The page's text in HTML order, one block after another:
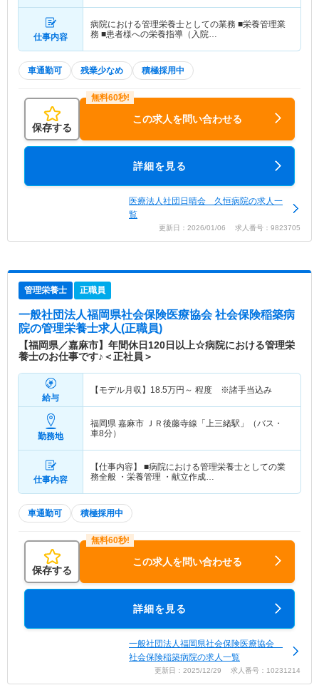
仕事内容
病院における管理栄養士としての業務 ■栄養管理業
務 ■患者様への栄養指導（入院…
車通勤可 残業少なめ 積極採用中
保存する
この求人を問い合わせる
詳細を見る
医療法人社団日晴会 久恒病院の求人一
覧
更新日：2026/01/06 求人番号：9823705
管理栄養士 正職員
一般社団法人福岡県社会保険医療協会 社会保険稲築病
院の管理栄養士求人(正職員)
【福岡県／嘉麻市】年間休日120日以上☆病院における管理栄
養士のお仕事です♪＜正社員＞
給与
【モデル月収】 18.5万円～ 程度 ※諸手当込み
勤務地
福岡県 嘉麻市 ＪＲ後藤寺線「上三緒駅」（バス・
車8分）
仕事内容
【仕事内容】 ■病院における管理栄養士としての業
務全般 ・栄養管理 ・献立作成…
車通勤可 積極採用中
保存する
この求人を問い合わせる
詳細を見る
一般社団法人福岡県社会保険医療協会
社会保険稲築病院の求人一覧
更新日：2025/12/29 求人番号：10231214